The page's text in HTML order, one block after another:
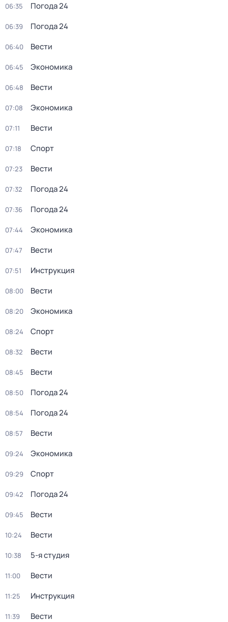
06:35 Погода 24
06:39 Погода 24
06:40 Вести
06:45 Экономика
06:48 Вести
07:08 Экономика
07:11 Вести
07:18 Спорт
07:23 Вести
07:32 Погода 24
07:36 Погода 24
07:44 Экономика
07:47 Вести
07:51 Инструкция
08:00 Вести
08:20 Экономика
08:24 Спорт
08:32 Вести
08:45 Вести
08:50 Погода 24
08:54 Погода 24
08:57 Вести
09:24 Экономика
09:29 Спорт
09:42 Погода 24
09:45 Вести
10:24 Вести
10:38 5-я студия
11:00 Вести
11:25 Инструкция
11:39 Вести